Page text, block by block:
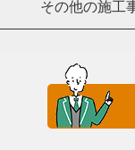
その他の施工